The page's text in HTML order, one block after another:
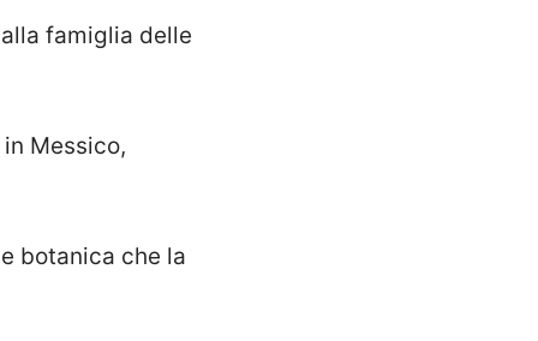
famiglia delle
Messico,
botanica che la